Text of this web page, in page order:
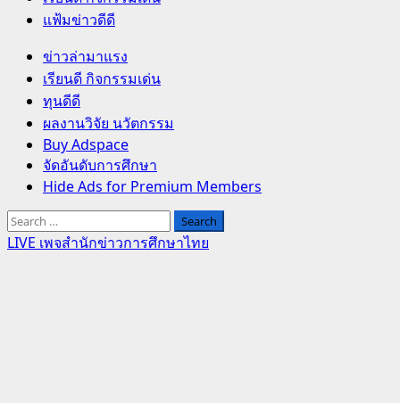
แฟ้มข่าวดีดี
Primary
Menu
ข่าวล่ามาแรง
เรียนดี กิจกรรมเด่น
ทุนดีดี
ผลงานวิจัย นวัตกรรม
Buy Adspace
จัดอันดับการศึกษา
Hide Ads for Premium Members
Search
for:
LIVE เพจสำนักข่าวการศึกษาไทย